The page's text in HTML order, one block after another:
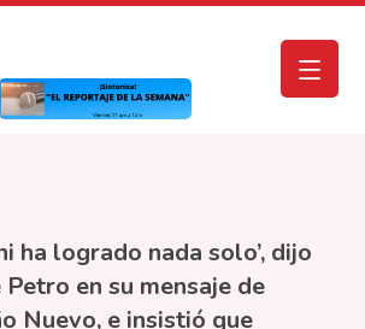
ha logrado nada solo’, dijo
en su mensaje de
Nuevo, e insistió que